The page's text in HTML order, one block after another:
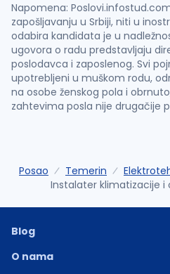
Napomena:
zapošljavanju u Srbiji, niti u
odabira kandidata je u
ugovora o radu predstavljaju
poslodavca i zaposlenog. Svi
upotrebljeni u muškom rodu,
na osobe ženskog pola i
zahtevima posla nije drugačije
Posao Temerin
Instalater klimatizacije i
Blog
O nama